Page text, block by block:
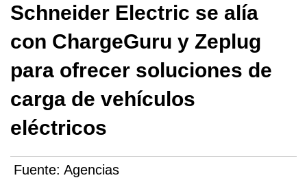
Schneider Electric se alía
con ChargeGuru y Zeplug
para ofrecer soluciones de
carga de vehículos
eléctricos
Fuente: Agencias